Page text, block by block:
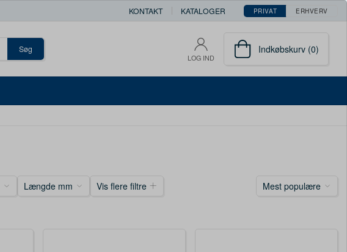
KONTAKT KATALOGER PRIVAT ERHVERV
Søg
LOG IND
Indkøbskurv (0)
Længde mm Vis flere filtre Mest populære